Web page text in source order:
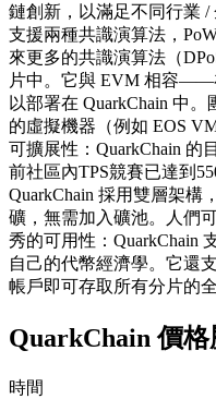
鏈創新，以滿足不同行業
支援兩種共識演算法，
來更多的共識演算法（
片中。它與 EVM 相容——
以部署在 QuarkChain 中
的虛擬機器（例如 EOS
可擴展性：QuarkChain 的
前社區內TPS競賽已達到
QuarkChain 採用雙層架構
礦，無需加入礦池。人們
秀的可用性：QuarkChain
自己的代幣經濟學。它還
帳戶即可存取所有分片的
QuarkChain 價格
時間